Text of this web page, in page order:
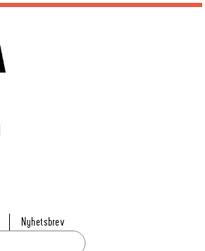
Nyhetsbrev